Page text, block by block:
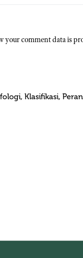
your comment data is
Klasifikasi,